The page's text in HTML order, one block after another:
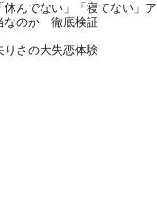
休んでない」「寝てない」ア
なのか 徹底検証
りさの大失恋体験